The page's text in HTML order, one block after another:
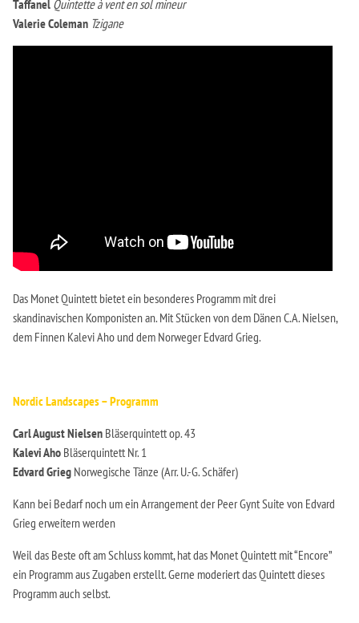
Taffanel Quintette à vent en sol mineur
Valerie Coleman Tzigane
Das Monet Quintett bietet ein besonderes Programm mit drei
skandinavischen Komponisten an. Mit Stücken von dem Dänen C.A. Nielsen,
dem Finnen Kalevi Aho und dem Norweger Edvard Grieg.
Nordic Landscapes – Programm
Carl August Nielsen Bläserquintett op. 43
Kalevi Aho Bläserquintett Nr. 1
Edvard Grieg Norwegische Tänze (Arr. U.-G. Schäfer)
Kann bei Bedarf noch um ein Arrangement der Peer Gynt Suite von Edvard
Grieg erweitern werden
Weil das Beste oft am Schluss kommt, hat das Monet Quintett mit “Encore”
ein Programm aus Zugaben erstellt. Gerne moderiert das Quintett dieses
Programm auch selbst.